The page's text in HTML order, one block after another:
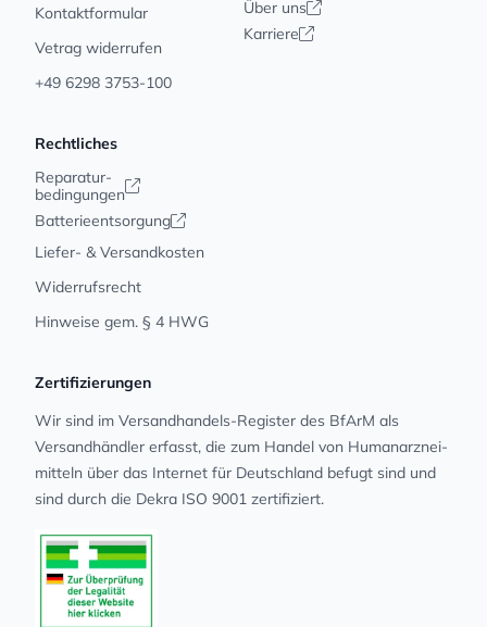
Kontaktformular
Vetrag widerrufen
+49 6298 3753-100
Über uns
Karriere
Rechtliches
Reparatur-
bedingungen
Batterieentsorgung
Liefer- & Versandkosten
Widerrufsrecht
Hinweise gem. § 4 HWG
Zertifizierungen
Wir sind im Versandhandels-Register des BfArM als
Versandhändler erfasst, die zum Handel von Human­arz­nei­
mit­teln über das Internet für Deutschland befugt sind und
sind durch die Dekra ISO 9001 zertifiziert.